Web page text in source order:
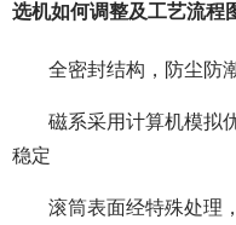
选机如何调整及工艺流程
全密封结构，防尘防
磁系采用计算机模拟
稳定
滚筒表面经特殊处理